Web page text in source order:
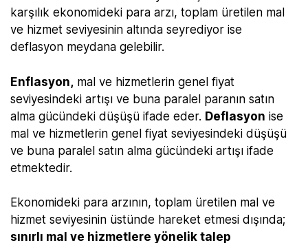
karşılık ekonomideki para arzı, toplam üretilen mal
ve hizmet seviyesinin altında seyrediyor ise
deflasyon meydana gelebilir.
Enflasyon, mal ve hizmetlerin genel fiyat
seviyesindeki artışı ve buna paralel paranın satın
alma gücündeki düşüşü ifade eder. Deflasyon ise
mal ve hizmetlerin genel fiyat seviyesindeki düşüşü
ve buna paralel satın alma gücündeki artışı ifade
etmektedir.
Ekonomideki para arzının, toplam üretilen mal ve
hizmet seviyesinin üstünde hareket etmesi dışında;
sınırlı mal ve hizmetlere yönelik talep